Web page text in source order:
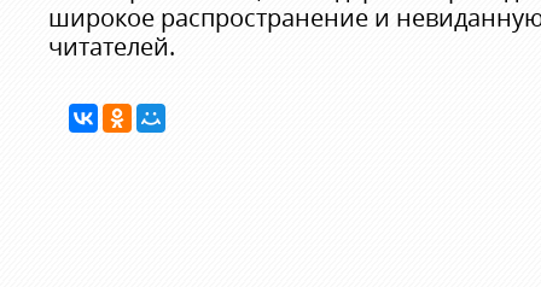
широкое распространение и
читателей.